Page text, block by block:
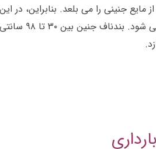
جنینی را می بلعد. بنابراین،